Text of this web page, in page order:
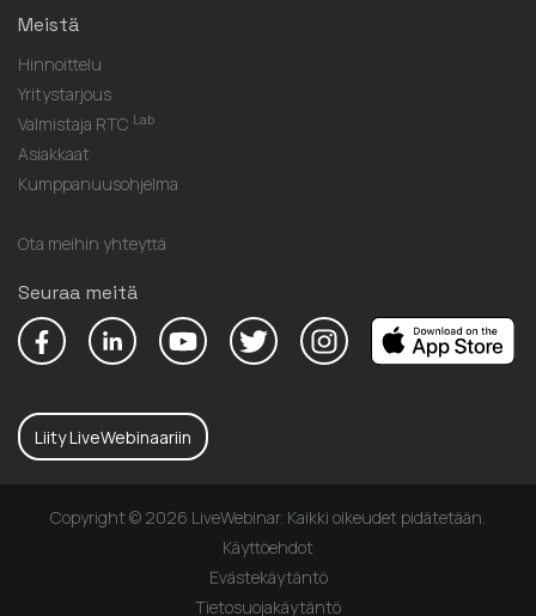
Meistä
Hinnoittelu
Yritystarjous
Valmistaja RTC Lab
Asiakkaat
Kumppanuusohjelma
Ota meihin yhteyttä
Seuraa meitä
Liity LiveWebinaariin
Copyright © 2026 LiveWebinar. Kaikki oikeudet pidätetään.
Käyttöehdot
Evästekäytäntö
Tietosuojakäytäntö